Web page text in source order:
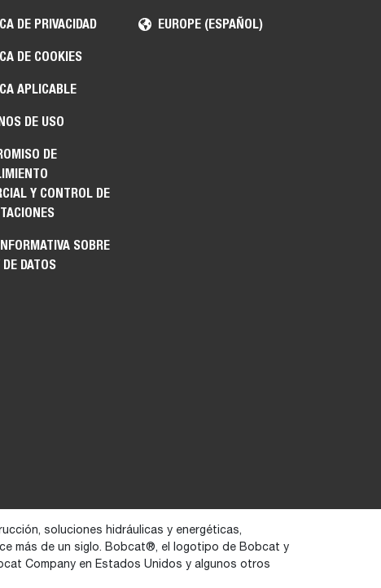
EUROPE (ESPAÑOL)
DE PRIVACIDAD
DE COOKIES
APLICABLE
DE USO
DE
Y CONTROL DE
SOBRE
DATOS
soluciones hidráulicas y energéticas,
más de un siglo. Bobcat®, el logotipo de Bobcat y
Company en Estados Unidos y algunos otros